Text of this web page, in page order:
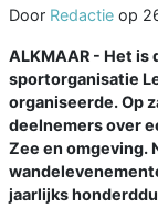
Door Redactie op
ALKMAAR - Het is
sportorganisatie
organiseerde. Op
deelnemers over
Zee en omgeving.
jaarlijks